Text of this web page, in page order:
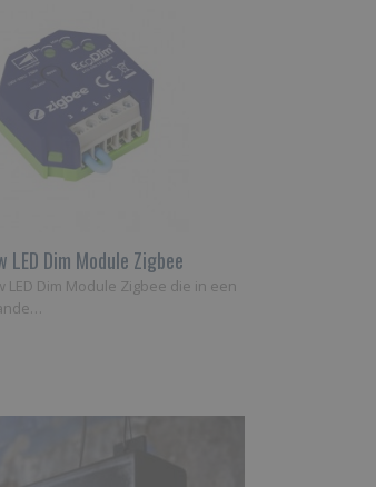
LED Dim Module Zigbee
LED Dim Module Zigbee die in een